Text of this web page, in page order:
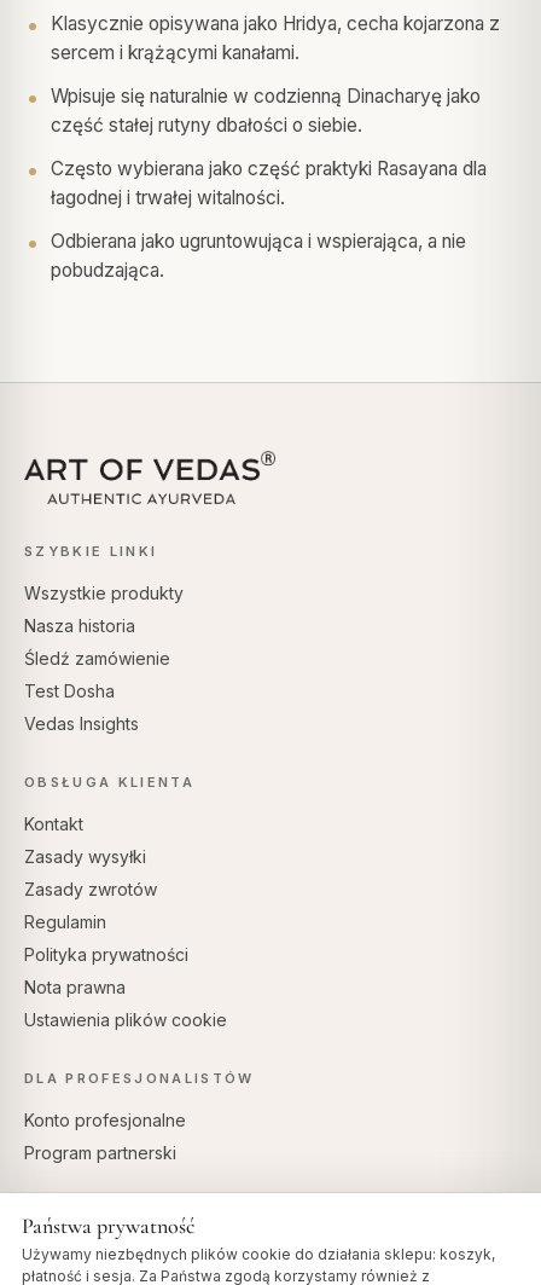
Klasycznie opisywana jako Hridya, cecha kojarzona z
sercem i krążącymi kanałami.
Wpisuje się naturalnie w codzienną Dinacharyę jako
część stałej rutyny dbałości o siebie.
Często wybierana jako część praktyki Rasayana dla
łagodnej i trwałej witalności.
Odbierana jako ugruntowująca i wspierająca, a nie
pobudzająca.
SZYBKIE LINKI
Wszystkie produkty
Nasza historia
Śledź zamówienie
Test Dosha
Vedas Insights
OBSŁUGA KLIENTA
Kontakt
Zasady wysyłki
Zasady zwrotów
Regulamin
Polityka prywatności
Nota prawna
Ustawienia plików cookie
DLA PROFESJONALISTÓW
Konto profesjonalne
Program partnerski
BEZPIECZNE PŁATNOŚCI
Państwa prywatność
Używamy niezbędnych plików cookie do działania sklepu: koszyk,
płatność i sesja. Za Państwa zgodą korzystamy również z